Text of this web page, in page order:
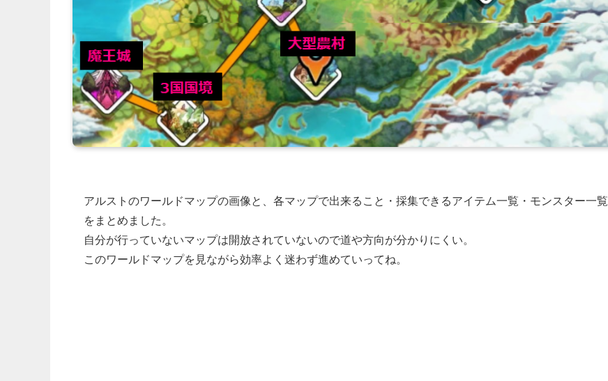
アルストのワールドマップの画像と、 各マップで出来ること・採集できるアイテム一覧・モンスター一覧
をまとめました。
自分が行っていないマップは開放されていないので道や方向が分かりにくい。
このワールドマップを見ながら効率よく迷わず進めていってね。